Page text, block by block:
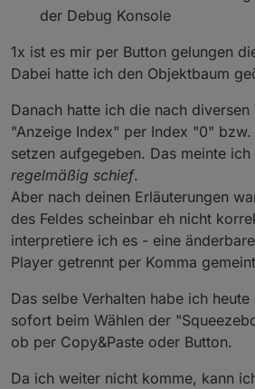
der Debug Konsole
1x ist es mir per Button gelungen
Dabei hatte ich den Objektbaum
Danach hatte ich die nach diversen
"Anzeige Index" per Index "0"
setzen aufgegeben. Das meinte ich
regelmäßig schief.
Aber nach deinen Erläuterungen
des Feldes scheinbar eh nicht
interpretiere ich es - eine
Player getrennt per Komma
Das selbe Verhalten habe ich
sofort beim Wählen der
ob per Copy&Paste oder Button.
Da ich weiter nicht komme, kann